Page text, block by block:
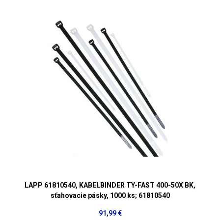
LAPP 61810540, KABELBINDER TY-FAST 400-50X BK,
sťahovacie pásky, 1000 ks; 61810540
91,99 €